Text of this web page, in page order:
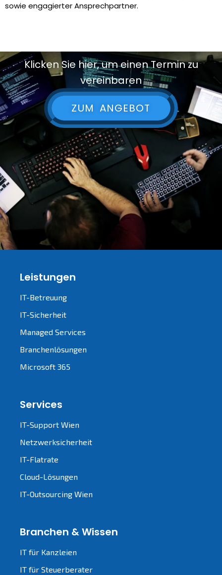
sowie engagierter Ansprechpartner.
Klicken Sie hier, um einen Termin zu
vereinbaren
ZUM ANGEBOT
Leistungen
IT-Betreuung
IT-Sicherheit
Managed Services
Branchenlösungen
Microsoft 365
Services
IT-Support Wien
Netzwerksicherheit
IT-Flatrate
Cloud-Lösungen
IT-Outsourcing Wien
Branchen & Wissen
IT für Kanzleien
IT für Steuerberater